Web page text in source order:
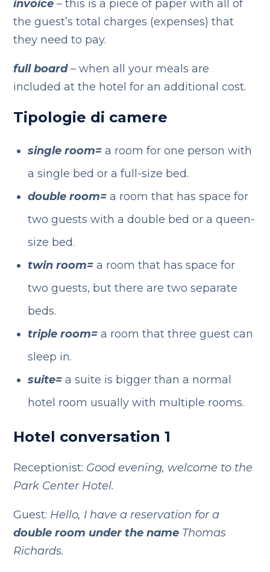
invoice– this is a piece of paper with all of
the guest’s total charges (expenses) that
they need to pay.
full board– when all your meals are
included at the hotel for an additional cost.
Tipologie di camere
single room=a room for one person with
a single bed or a full-size bed.
double room=a room that has space for
two guests with a double bed or a queen-
size bed.
twin room=a room that has space for
two guests, but there are two separate
beds.
triple room=a room that three guest can
sleep in.
suite=a suite is bigger than a normal
hotel room usually with multiple rooms.
Hotel conversation 1
Receptionist: Good evening, welcome to the
Park Center Hotel.
Guest: Hello, I have a reservation for a
double room under the name Thomas
Richards.